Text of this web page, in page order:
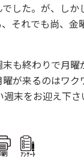
した。が、しか
それでも尚、金
も終わりで月
が来るのはワ
末をお迎え下さ
刷 ｱﾝｹｰﾄ